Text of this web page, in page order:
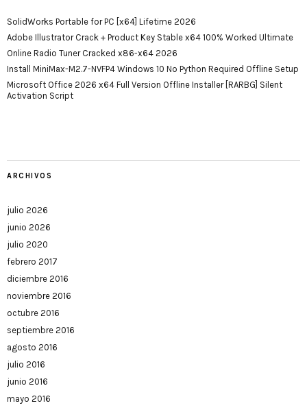
SolidWorks Portable for PC [x64] Lifetime 2026
Adobe Illustrator Crack + Product Key Stable x64 100% Worked Ultimate
Online Radio Tuner Cracked x86-x64 2026
Install MiniMax-M2.7-NVFP4 Windows 10 No Python Required Offline Setup
Microsoft Office 2026 x64 Full Version Offline Installer [RARBG] Silent
Activation Script
ARCHIVOS
julio 2026
junio 2026
julio 2020
febrero 2017
diciembre 2016
noviembre 2016
octubre 2016
septiembre 2016
agosto 2016
julio 2016
junio 2016
mayo 2016